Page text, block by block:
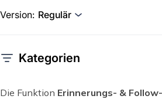
Version: Regulär
Kategorien
Die Funktion Erinnerungs- &